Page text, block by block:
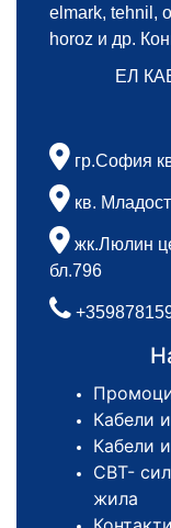
elmark, tehnil,
horoz и др.
ЕЛ
гр.София
кв.
жк.Люлин
бл.796
Кабели
Кабели
СВТ-
жила